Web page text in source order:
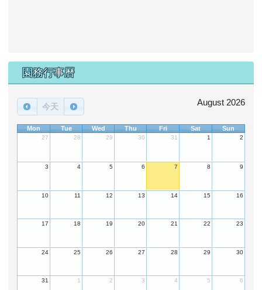
園務行事曆
今天 August 2026
Mon Tue Wed Thu Fri Sat Sun
27 28 29 30 31 1 2
3 4 5 6 7 8 9
10 11 12 13 14 15 16
17 18 19 20 21 22 23
24 25 26 27 28 29 30
31 1 2 3 4 5 6